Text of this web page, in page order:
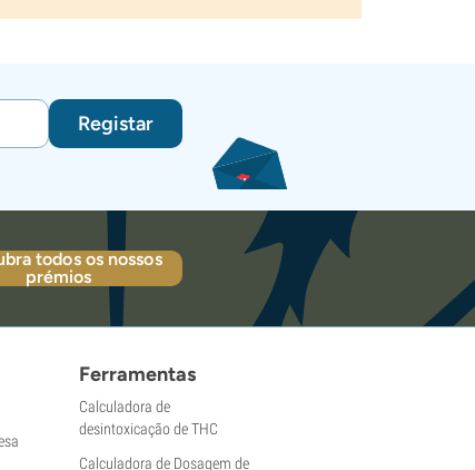
Registar
todos os nossos
prémios
Ferramentas
Calculadora de
desintoxicação de THC
Calculadora de Dosagem de